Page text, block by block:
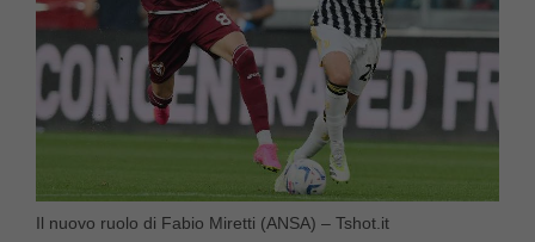
Il nuovo ruolo di Fabio Miretti (ANSA) – Tshot.it